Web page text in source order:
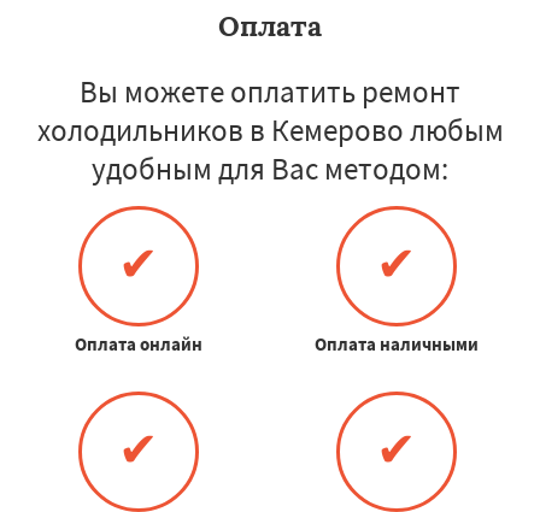
Оплата
Вы можете оплатить ремонт
холодильников в Кемерово любым
удобным для Вас методом:
✔
Оплата онлайн
✔
Оплата наличными
✔ ✔